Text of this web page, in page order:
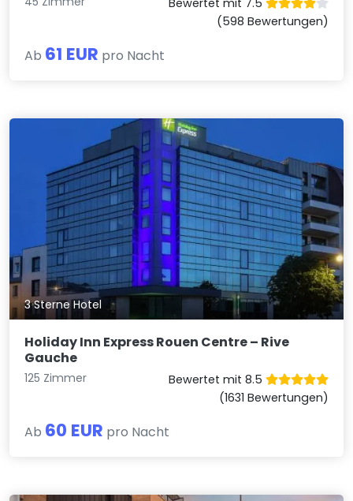
Bewertet mit 7.5
(598 Bewertungen)
Ab 61 EUR pro Nacht
3 Sterne Hotel
Holiday Inn Express Rouen Centre – Rive
Gauche
125 Zimmer
Bewertet mit 8.5
(1631 Bewertungen)
Ab 60 EUR pro Nacht